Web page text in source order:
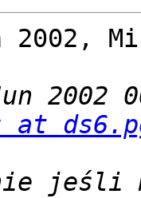
2002,
at
jeśli